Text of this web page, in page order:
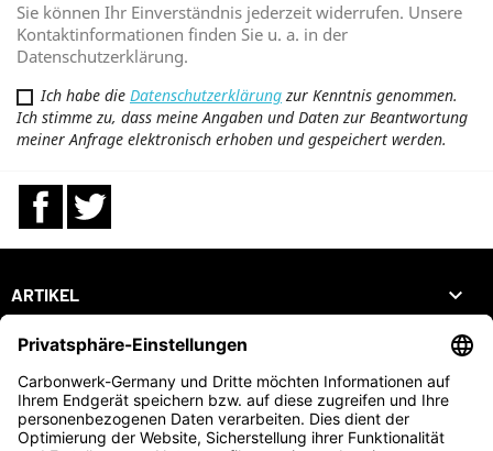
Sie können Ihr Einverständnis jederzeit widerrufen. Unsere
Kontaktinformationen finden Sie u. a. in der
Datenschutzerklärung.
Ich habe die Datenschutzerklärung zur Kenntnis genommen.
Ich stimme zu, dass meine Angaben und Daten zur Beantwortung
meiner Anfrage elektronisch erhoben und gespeichert werden.
Facebook
ARTIKEL 
UNTERNEHMEN 
DEIN KONTO 